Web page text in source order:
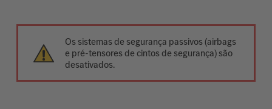
Os sistemas de segurança passivos (airbags
e pré-tensores de cintos de segurança) são
desativados.